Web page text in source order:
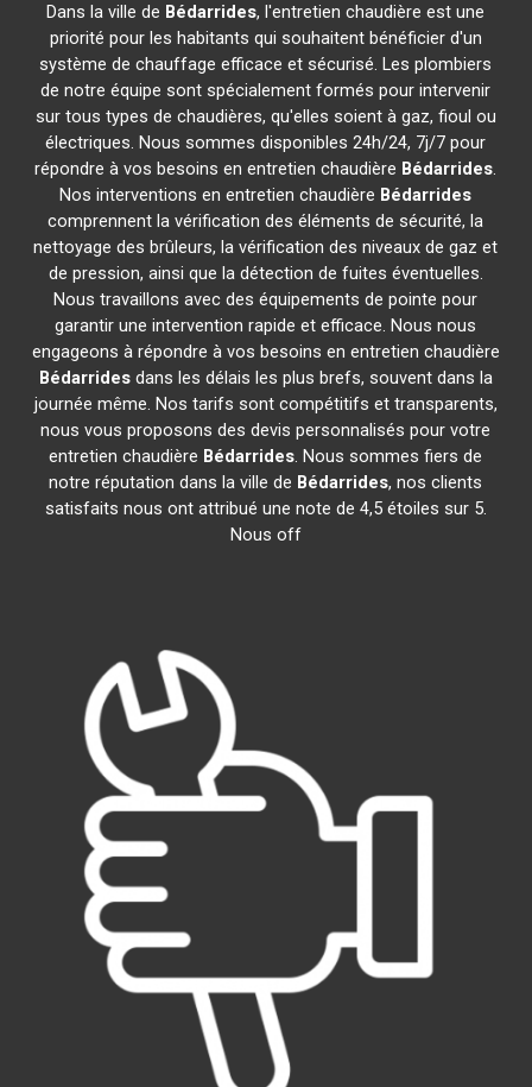
Dans la ville de Bédarrides, l'entretien chaudière est une
priorité pour les habitants qui souhaitent bénéficier d'un
système de chauffage efficace et sécurisé. Les plombiers
de notre équipe sont spécialement formés pour intervenir
sur tous types de chaudières, qu'elles soient à gaz, fioul ou
électriques. Nous sommes disponibles 24h/24, 7j/7 pour
répondre à vos besoins en entretien chaudière Bédarrides.
Nos interventions en entretien chaudière Bédarrides
comprennent la vérification des éléments de sécurité, la
nettoyage des brûleurs, la vérification des niveaux de gaz et
de pression, ainsi que la détection de fuites éventuelles.
Nous travaillons avec des équipements de pointe pour
garantir une intervention rapide et efficace. Nous nous
engageons à répondre à vos besoins en entretien chaudière
Bédarridesdans les délais les plus brefs, souvent dans la
journée même. Nos tarifs sont compétitifs et transparents,
nous vous proposons des devis personnalisés pour votre
entretien chaudière Bédarrides. Nous sommes fiers de
notre réputation dans la ville de Bédarrides, nos clients
satisfaits nous ont attribué une note de 4,5 étoiles sur 5.
Nous off